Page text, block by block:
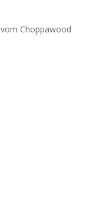
Choppawood